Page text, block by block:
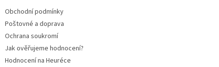
Obchodní podmínky
Poštovné a doprava
Ochrana soukromí
Jak ověřujeme hodnocení?
Hodnocení na Heuréce